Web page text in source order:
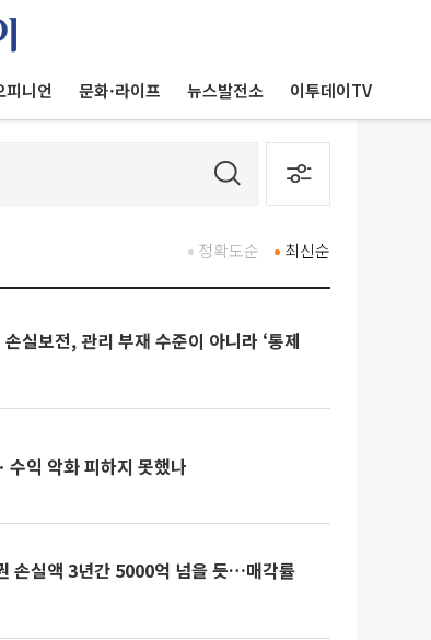
피니언 문화·라이프 뉴스발전소 이투데이TV
최신순
정확도순
실보전, 관리 부재 수준이 아니라 ‘통제
수익 악화 피하지 못했나